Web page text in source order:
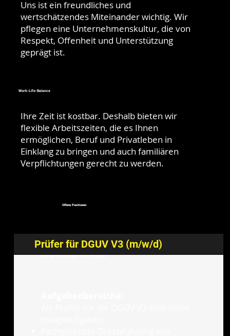
Uns ist ein freundliches und
wertschätzendes Miteinander wichtig. Wir
pflegen eine Unternehmenskultur, die von
Respekt, Offenheit und Unterstützung
geprägt ist.
Ihre Zeit ist kostbar. Deshalb bieten wir
flexible Arbeitszeiten, die es Ihnen
ermöglichen, Beruf und Privatleben in
Einklang zu bringen und auch familiären
Verpflichtungen gerecht zu werden.
Work-Life-Balance
Offene Positionen
Prüfer für DGUV V3 (m/w/d)
Prüfer für DGUV V3 (m/w/d)